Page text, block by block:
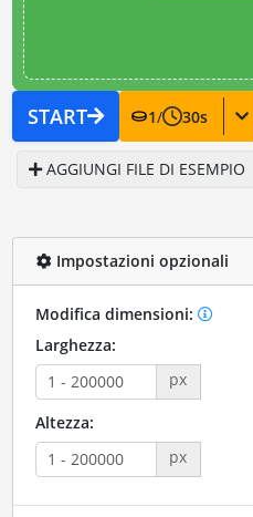
START 1/ 30s
AGGIUNGI FILE DI ESEMPIO
Impostazioni opzionali
Modifica dimensioni:
Larghezza:
px
Altezza:
px